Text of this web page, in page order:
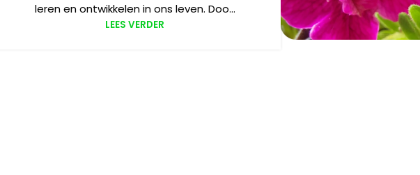
leren en ontwikkelen in ons leven. Doo...
LEES VERDER